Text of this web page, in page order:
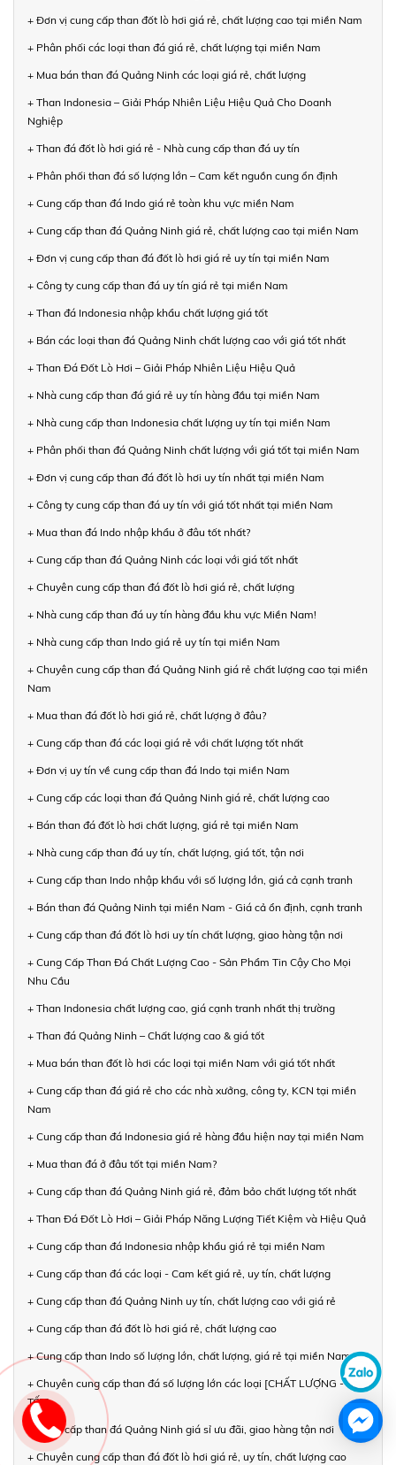
+ Đơn vị cung cấp than đốt lò hơi giá rẻ, chất lượng cao tại miền Nam
+ Phân phối các loại than đá giá rẻ, chất lượng tại miền Nam
+ Mua bán than đá Quảng Ninh các loại giá rẻ, chất lượng
+ Than Indonesia – Giải Pháp Nhiên Liệu Hiệu Quả Cho Doanh
Nghiệp
+ Than đá đốt lò hơi giá rẻ - Nhà cung cấp than đá uy tín
+ Phân phối than đá số lượng lớn – Cam kết nguồn cung ổn định
+ Cung cấp than đá Indo giá rẻ toàn khu vực miền Nam
+ Cung cấp than đá Quảng Ninh giá rẻ, chất lượng cao tại miền Nam
+ Đơn vị cung cấp than đá đốt lò hơi giá rẻ uy tín tại miền Nam
+ Công ty cung cấp than đá uy tín giá rẻ tại miền Nam
+ Than đá Indonesia nhập khẩu chất lượng giá tốt
+ Bán các loại than đá Quảng Ninh chất lượng cao với giá tốt nhất
+ Than Đá Đốt Lò Hơi – Giải Pháp Nhiên Liệu Hiệu Quả
+ Nhà cung cấp than đá giá rẻ uy tín hàng đầu tại miền Nam
+ Nhà cung cấp than Indonesia chất lượng uy tín tại miền Nam
+ Phân phối than đá Quảng Ninh chất lượng với giá tốt tại miền Nam
+ Đơn vị cung cấp than đá đốt lò hơi uy tín nhất tại miền Nam
+ Công ty cung cấp than đá uy tín với giá tốt nhất tại miền Nam
+ Mua than đá Indo nhập khẩu ở đâu tốt nhất?
+ Cung cấp than đá Quảng Ninh các loại với giá tốt nhất
+ Chuyên cung cấp than đá đốt lò hơi giá rẻ, chất lượng
+ Nhà cung cấp than đá uy tín hàng đầu khu vực Miền Nam!
+ Nhà cung cấp than Indo giá rẻ uy tín tại miền Nam
+ Chuyên cung cấp than đá Quảng Ninh giá rẻ chất lượng cao tại miền
Nam
+ Mua than đá đốt lò hơi giá rẻ, chất lượng ở đâu?
+ Cung cấp than đá các loại giá rẻ với chất lượng tốt nhất
+ Đơn vị uy tín về cung cấp than đá Indo tại miền Nam
+ Cung cấp các loại than đá Quảng Ninh giá rẻ, chất lượng cao
+ Bán than đá đốt lò hơi chất lượng, giá rẻ tại miền Nam
+ Nhà cung cấp than đá uy tín, chất lượng, giá tốt, tận nơi
+ Cung cấp than Indo nhập khẩu với số lượng lớn, giá cả cạnh tranh
+ Bán than đá Quảng Ninh tại miền Nam - Giá cả ổn định, cạnh tranh
+ Cung cấp than đá đốt lò hơi uy tín chất lượng, giao hàng tận nơi
+ Cung Cấp Than Đá Chất Lượng Cao - Sản Phẩm Tin Cậy Cho Mọi
Nhu Cầu
+ Than Indonesia chất lượng cao, giá cạnh tranh nhất thị trường
+ Than đá Quảng Ninh – Chất lượng cao & giá tốt
+ Mua bán than đốt lò hơi các loại tại miền Nam với giá tốt nhất
+ Cung cấp than đá giá rẻ cho các nhà xưởng, công ty, KCN tại miền
Nam
+ Cung cấp than đá Indonesia giá rẻ hàng đầu hiện nay tại miền Nam
+ Mua than đá ở đâu tốt tại miền Nam?
+ Cung cấp than đá Quảng Ninh giá rẻ, đảm bảo chất lượng tốt nhất
+ Than Đá Đốt Lò Hơi – Giải Pháp Năng Lượng Tiết Kiệm và Hiệu Quả
+ Cung cấp than đá Indonesia nhập khẩu giá rẻ tại miền Nam
+ Cung cấp than đá các loại - Cam kết giá rẻ, uy tín, chất lượng
+ Cung cấp than đá Quảng Ninh uy tín, chất lượng cao với giá rẻ
+ Cung cấp than đá đốt lò hơi giá rẻ, chất lượng cao
+ Cung cấp than Indo số lượng lớn, chất lượng, giá rẻ tại miền Nam
+ Chuyên cung cấp than đá số lượng lớn các loại [CHẤT LƯỢNG - GIÁ
TỐT]
+ Cung cấp than đá Quảng Ninh giá sỉ ưu đãi, giao hàng tận nơi
+ Chuyên cung cấp than đá đốt lò hơi giá rẻ, uy tín, chất lượng cao